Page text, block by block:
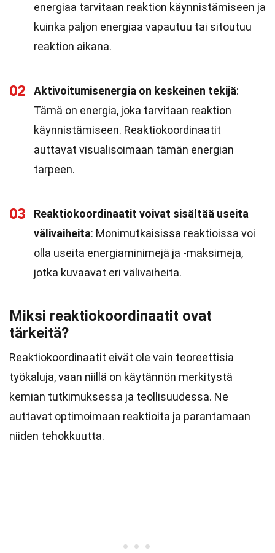
energiaa tarvitaan reaktion käynnistämiseen ja
kuinka paljon energiaa vapautuu tai sitoutuu
reaktion aikana.
02 Aktivoitumisenergia on keskeinen tekijä:
Tämä on energia, joka tarvitaan reaktion
käynnistämiseen. Reaktiokoordinaatit
auttavat visualisoimaan tämän energian
tarpeen.
03
Reaktiokoordinaatit voivat sisältää useita
välivaiheita: Monimutkaisissa reaktioissa voi
olla useita energiaminimejä ja -maksimeja,
jotka kuvaavat eri välivaiheita.
Miksi reaktiokoordinaatit ovat
tärkeitä?
Reaktiokoordinaatit eivät ole vain teoreettisia
työkaluja, vaan niillä on käytännön merkitystä
kemian tutkimuksessa ja teollisuudessa. Ne
auttavat optimoimaan reaktioita ja parantamaan
niiden tehokkuutta.